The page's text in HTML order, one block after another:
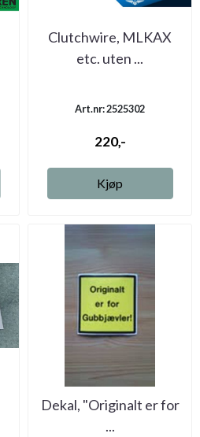
Clutchwire, MLKAX
etc. uten ...
Art.nr: 2525302
220,-
Kjøp
Dekal, "Originalt er for
...